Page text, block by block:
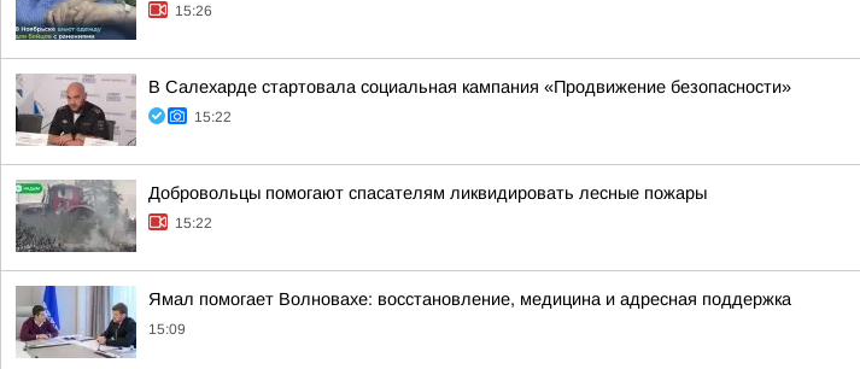
15:26
В Салехарде стартовала социальная кампания «Продвижение безопасности»
15:22
Добровольцы помогают спасателям ликвидировать лесные пожары
15:22
Ямал помогает Волновахе: восстановление, медицина и адресная поддержка
15:09